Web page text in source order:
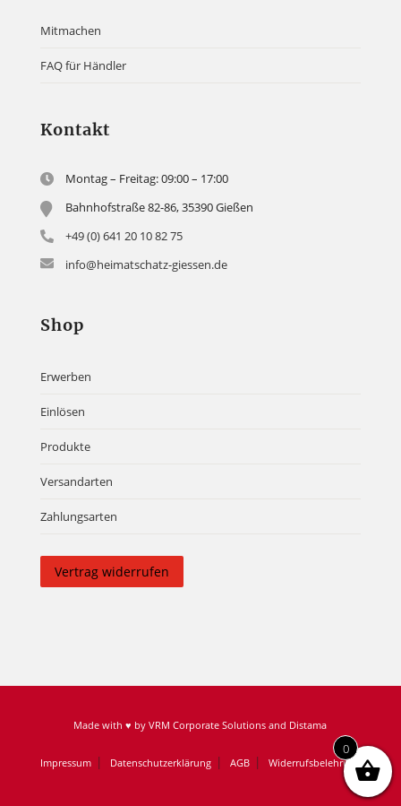
Mitmachen
FAQ für Händler
Kontakt
Montag – Freitag: 09:00 – 17:00
Bahnhofstraße 82-86, 35390 Gießen
+49 (0) 641 20 10 82 75
info@heimatschatz-giessen.de
Shop
Erwerben
Einlösen
Produkte
Versandarten
Zahlungsarten
Vertrag widerrufen
Made with ♥ byVRM Corporate Solutions and Distama
Impressum Datenschutzerklärung AGB Widerrufsbelehrung
0